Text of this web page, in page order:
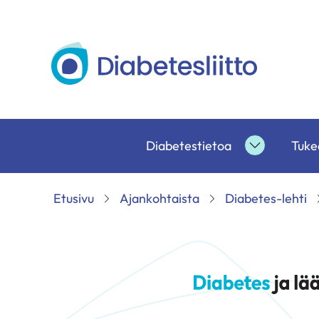
Diabetesliitto
Diabetestietoa
alasivut
Etusivu
Ajankohtaista Diabetes-lehti